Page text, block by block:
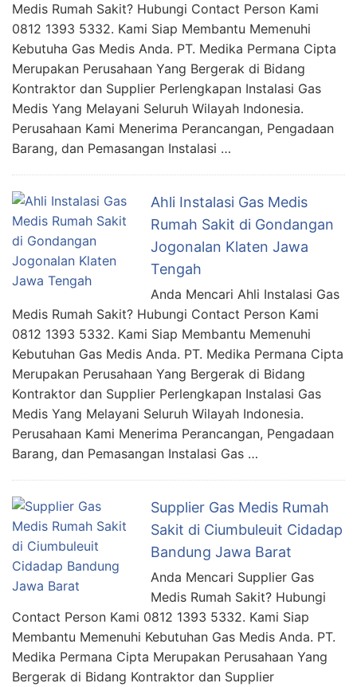
Medis Rumah Sakit? Hubungi Contact Person Kami
0812 1393 5332. Kami Siap Membantu Memenuhi
Kebutuha Gas Medis Anda. PT. Medika Permana Cipta
Merupakan Perusahaan Yang Bergerak di Bidang
Kontraktor dan Supplier Perlengkapan Instalasi Gas
Medis Yang Melayani Seluruh Wilayah Indonesia.
Perusahaan Kami Menerima Perancangan, Pengadaan
Barang, dan Pemasangan Instalasi …
Ahli Instalasi Gas Medis
Rumah Sakit di Gondangan
Jogonalan Klaten Jawa
Tengah
Anda Mencari Ahli Instalasi Gas
Medis Rumah Sakit? Hubungi Contact Person Kami
0812 1393 5332. Kami Siap Membantu Memenuhi
Kebutuhan Gas Medis Anda. PT. Medika Permana Cipta
Merupakan Perusahaan Yang Bergerak di Bidang
Kontraktor dan Supplier Perlengkapan Instalasi Gas
Medis Yang Melayani Seluruh Wilayah Indonesia.
Perusahaan Kami Menerima Perancangan, Pengadaan
Barang, dan Pemasangan Instalasi Gas …
Supplier Gas Medis Rumah
Sakit di Ciumbuleuit Cidadap
Bandung Jawa Barat
Anda Mencari Supplier Gas
Medis Rumah Sakit? Hubungi
Contact Person Kami 0812 1393 5332. Kami Siap
Membantu Memenuhi Kebutuhan Gas Medis Anda. PT.
Medika Permana Cipta Merupakan Perusahaan Yang
Bergerak di Bidang Kontraktor dan Supplier